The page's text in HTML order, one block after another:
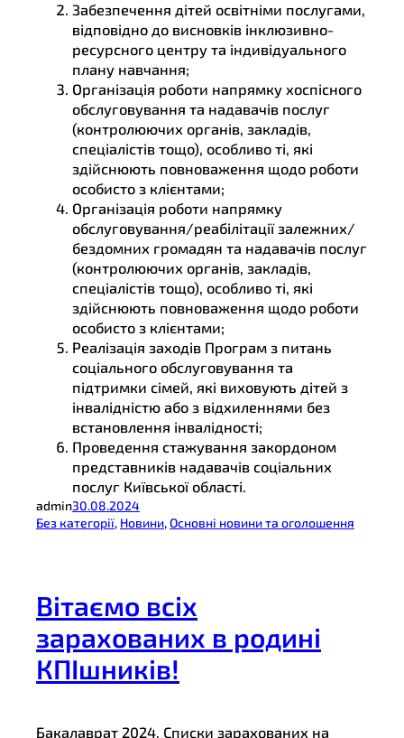
Забезпечення дітей освітніми послугами,
відповідно до висновків інклюзивно-
ресурсного центру та індивідуального
плану навчання;
Організація роботи напрямку хоспісного
обслуговування та надавачів послуг
(контролюючих органів, закладів,
спеціалістів тощо), особливо ті, які
здійснюють повноваження щодо роботи
особисто з клієнтами;
Організація роботи напрямку
обслуговування/реабілітації залежних/
бездомних громадян та надавачів послуг
(контролюючих органів, закладів,
спеціалістів тощо), особливо ті, які
здійснюють повноваження щодо роботи
особисто з клієнтами;
Реалізація заходів Програм з питань
соціального обслуговування та
підтримки сімей, які виховують дітей з
інвалідністю або з відхиленнями без
встановлення інвалідності;
Проведення стажування закордоном
представників надавачів соціальних
послуг Київської області.
admin30.08.2024
Без категорії, Новини, Основні новини та оголошення
Вітаємо всіх
зарахованих в родині
КПІшників!
Бакалаврат 2024. Списки зарахованих на